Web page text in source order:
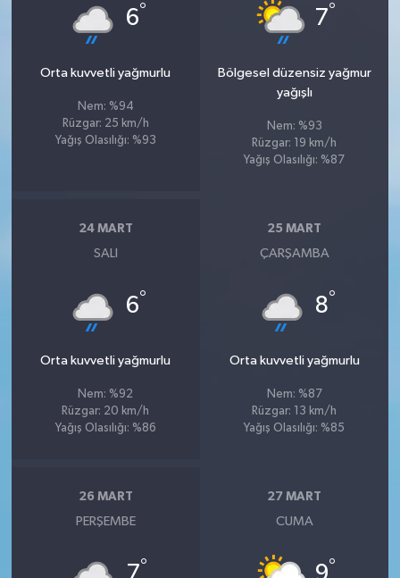
6°
Orta kuvvetli yağmurlu
Nem: %94
Rüzgar: 25 km/h
Yağış Olasılığı: %93
7°
Bölgesel düzensiz yağmur
yağışlı
Nem: %93
Rüzgar: 19 km/h
Yağış Olasılığı: %87
24 MART
SALI
6°
Orta kuvvetli yağmurlu
Nem: %92
Rüzgar: 20 km/h
Yağış Olasılığı: %86
25 MART
ÇARŞAMBA
8°
Orta kuvvetli yağmurlu
Nem: %87
Rüzgar: 13 km/h
Yağış Olasılığı: %85
26 MART
PERŞEMBE
°
27 MART
CUMA
°